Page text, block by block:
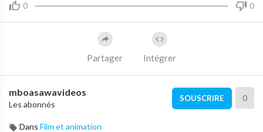
0 0
Partager Intégrer
mboasawavideos
Les abonnés
SOUSCRIRE 0
Dans Film et animation